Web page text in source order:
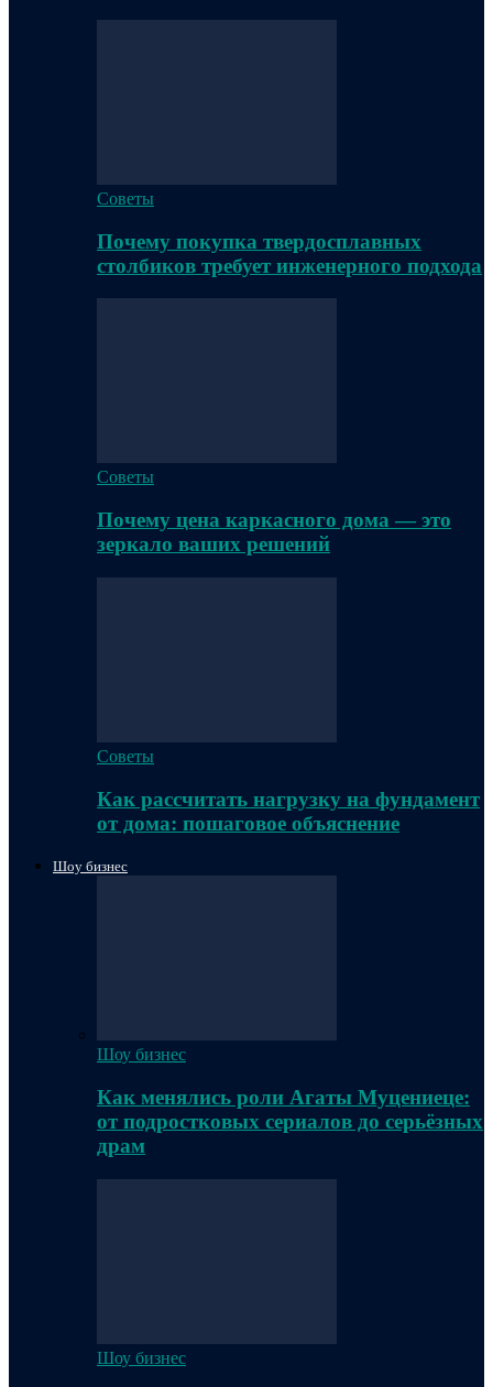
Советы
Почему покупка твердосплавных
столбиков требует инженерного подхода
Советы
Почему цена каркасного дома — это
зеркало ваших решений
Советы
Как рассчитать нагрузку на фундамент
от дома: пошаговое объяснение
Шоу бизнес
Шоу бизнес
Как менялись роли Агаты Муцениеце:
от подростковых сериалов до серьёзных
драм
Шоу бизнес